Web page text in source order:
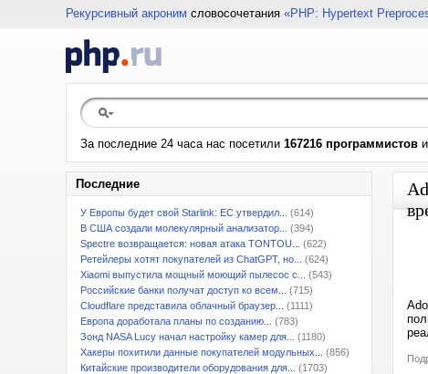
Рекурсивный акроним словосочетания «PHP: Hypertext
За последние 24 часа нас посетили 167216 программистов и
Последние
У Европы будет свой Starlink: ЕС утвердил...
(614)
В США создали молекулярный анализатор...
(394)
Spectre возвращается: новая атака TONTOU...
(622)
Ретейлеры хотят покупателей из ChatGPT, но...
(624)
Xiaomi выпустила мощный моющий пылесос с...
(543)
Российские банки получат доступ ко всем...
(715)
Cloudflare представила облачный браузер...
(1111)
Европа доработала планы по созданию...
(783)
Зонд NASA Lucy начал настройку камер для...
(1180)
Хакеры похитили данные покупателей модульных...
(856)
Китайские производители оборудования для...
(1703)